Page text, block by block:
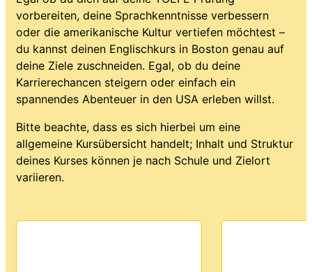
vorbereiten, deine Sprachkenntnisse verbessern
oder die amerikanische Kultur vertiefen möchtest –
du kannst deinen Englischkurs in Boston genau auf
deine Ziele zuschneiden. Egal, ob du deine
Karrierechancen steigern oder einfach ein
spannendes Abenteuer in den USA erleben willst.
Bitte beachte, dass es sich hierbei um eine
allgemeine Kursübersicht handelt; Inhalt und Struktur
deines Kurses können je nach Schule und Zielort
variieren.